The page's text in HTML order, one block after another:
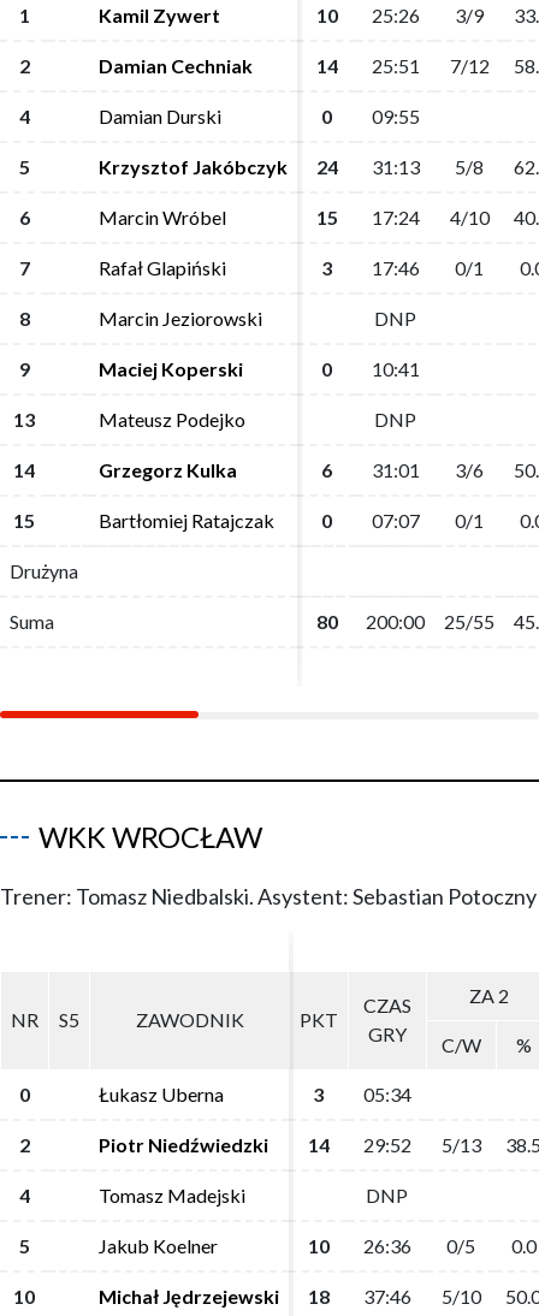
1 Kamil Zywert 10 25:26 3/9
2 Damian Cechniak 14 25:51 7/12
4 Damian Durski 0 09:55
5 Krzysztof Jakóbczyk 24 31:13 5/8
6 Marcin Wróbel 15 17:24 4/10
7 Rafał Glapiński 3 17:46 0/1
8 Marcin Jeziorowski DNP
9 Maciej Koperski 0 10:41
13 Mateusz Podejko DNP
14 Grzegorz Kulka 6 31:01 3/6
15 Bartłomiej Ratajczak 0 07:07 0/1
Drużyna
Suma 80 200:00 25/55
1 Kamil Zywert 10 25:26 3/9
2 Damian Cechniak 14 25:51 7/12
4 Damian Durski 0 09:55
5 Krzysztof Jakóbczyk 24 31:13 5/8
6 Marcin Wróbel 15 17:24 4/10
7 Rafał Glapiński 3 17:46 0/1
8 Marcin Jeziorowski DNP
9 Maciej Koperski 0 10:41
13 Mateusz Podejko DNP
14 Grzegorz Kulka 6 31:01 3/6
15 Bartłomiej Ratajczak 0 07:07 0/1
Drużyna
Suma 80 200:00 25/55
WKK WROCŁAW
Trener: Tomasz Niedbalski. Asystent: Sebastian Potoczny
NR S5 ZAWODNIK PKT
CZAS
GRY
ZA 2
C/W %
0 Łukasz Uberna 3 05:34
2 Piotr Niedźwiedzki 14 29:52 5/13
4 Tomasz Madejski DNP
5 Jakub Koelner 10 26:36 0/5 0.0
10 Michał Jędrzejewski 18 37:46 5/10
NR S5 ZAWODNIK PKT
CZAS
GRY
ZA 2
C/W %
0 Łukasz Uberna 3 05:34
2 Piotr Niedźwiedzki 14 29:52 5/13
4 Tomasz Madejski DNP
5 Jakub Koelner 10 26:36 0/5 0.0
10 Michał Jędrzejewski 18 37:46 5/10